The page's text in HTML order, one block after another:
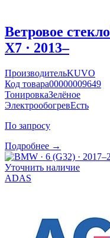
Ветровое стекло
X7 · 2013–
ПроизводительKUVO
Код товара00000009649
ТонировкаЗелёное
ЭлектрообогревЕсть
По запросу
Подробнее →
Уточнить наличие
ADAS